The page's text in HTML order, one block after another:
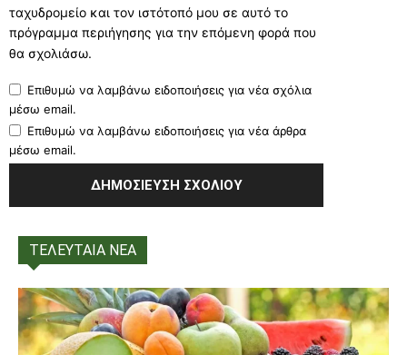
ταχυδρομείο και τον ιστότοπό μου σε αυτό το
πρόγραμμα περιήγησης για την επόμενη φορά που
θα σχολιάσω.
Επιθυμώ να λαμβάνω ειδοποιήσεις για νέα σχόλια
μέσω email.
Επιθυμώ να λαμβάνω ειδοποιήσεις για νέα άρθρα
μέσω email.
ΤΕΛΕΥΤΑΙΑ ΝΕΑ